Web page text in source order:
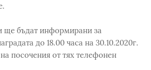
ще бъдат информирани за
до 18.00 часа на 30.10.2020г.
посочения от тях телефонен